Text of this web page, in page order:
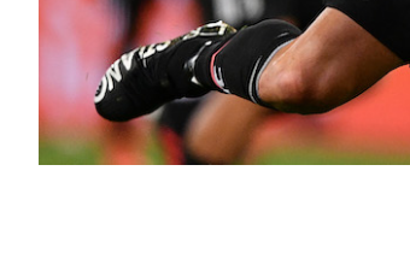
I MIEI PREFERITI
SHOP